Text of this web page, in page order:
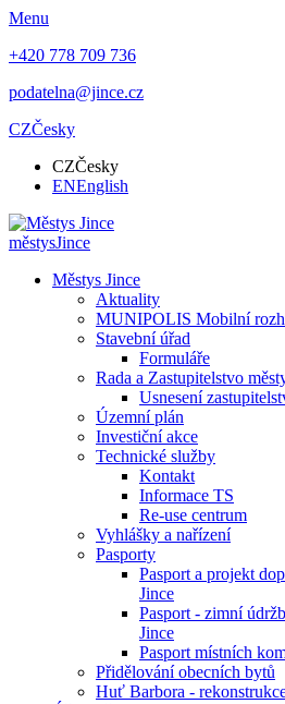
Menu
+420 778 709 736
podatelna@jince.cz
CZČesky
CZČesky
ENEnglish
městysJince
Městys Jince
Aktuality
MUNIPOLIS Mobilní
Stavební úřad
Formuláře
Rada a Zastupitelstvo
Usnesení
Územní plán
Investiční akce
Technické služby
Kontakt
Informace TS
Re-use centrum
Vyhlášky a nařízení
Pasporty
Pasport a projekt
Jince
Pasport - zimní
Jince
Pasport místních
Přidělování obecních bytů
Huť Barbora -